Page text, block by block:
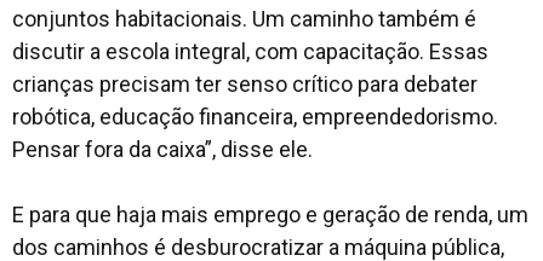
conjuntos habitacionais. Um caminho também é
discutir a escola integral, com capacitação. Essas
crianças precisam ter senso crítico para debater
robótica, educação financeira, empreendedorismo.
Pensar fora da caixa”, disse ele.
E para que haja mais emprego e geração de renda, um
dos caminhos é desburocratizar a máquina pública,